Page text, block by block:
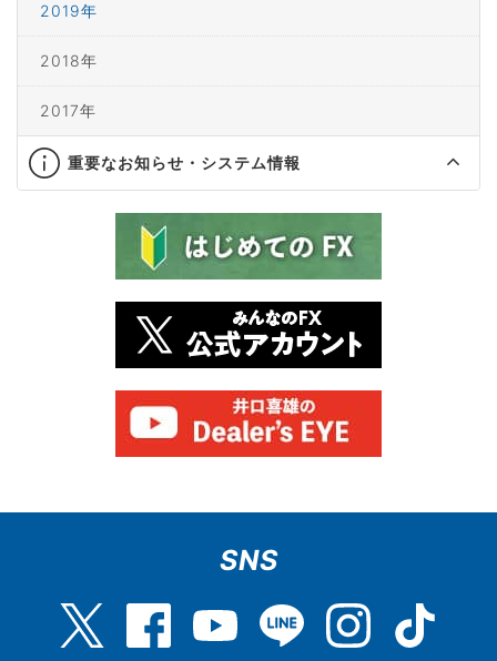
2019年
2018年
2017年
重要なお知らせ・システム情報
SNS